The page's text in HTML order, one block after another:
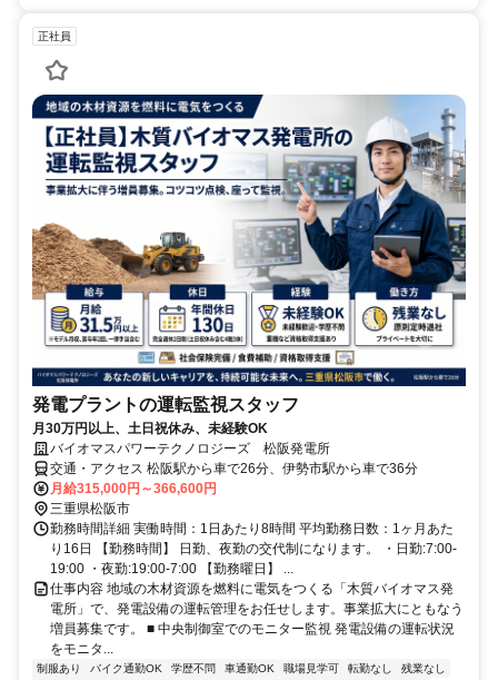
正社員
発電プラントの運転監視スタッフ
月30万円以上、土日祝休み、未経験OK
バイオマスパワーテクノロジーズ 松阪発電所
交通・アクセス 松阪駅から車で26分、伊勢市駅から車で36分
月給315,000円～366,600円
三重県松阪市
勤務時間詳細 実働時間：1日あたり8時間 平均勤務日数：1ヶ月あた
り16日 【勤務時間】 日勤、夜勤の交代制になります。 ・日勤:7:00-
19:00 ・夜勤:19:00-7:00 【勤務曜日】 ...
仕事内容 地域の木材資源を燃料に電気をつくる「木質バイオマス発
電所」で、発電設備の運転管理をお任せします。事業拡大にともなう
増員募集です。 ■ 中央制御室でのモニター監視 発電設備の運転状況
をモニタ...
制服あり バイク通勤OK 学歴不問 車通勤OK 職場見学可 転勤なし
残業なし